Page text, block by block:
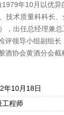
年10月以优异
术质量科科长、
，出任总经理兼
评领导小组副组
酒协会黄酒分会
年10月18日
工程师